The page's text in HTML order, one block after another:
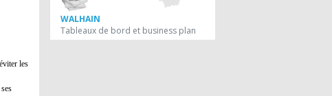
les
WALHAIN
Tableaux de bord et business plan